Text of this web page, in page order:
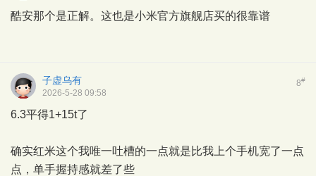
酷安那个是正解。这也是小米官方旗舰店买的很靠谱
8#
子虚乌有
2026-5-28 09:58
6.3平得1+15t了
确实红米这个我唯一吐槽的一点就是比我上个手机宽了一点
点，单手握持感就差了些